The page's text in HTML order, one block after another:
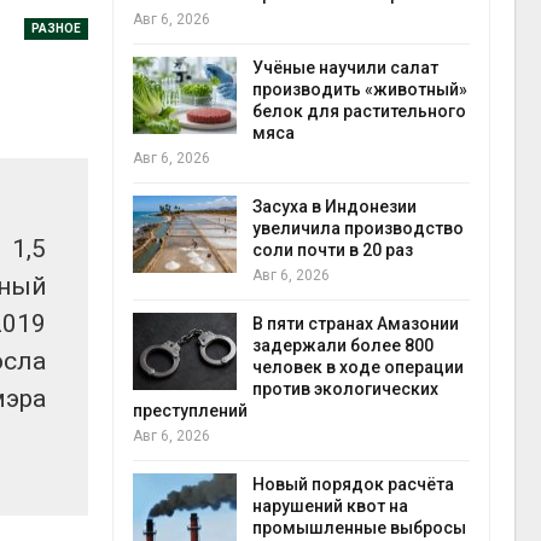
РАЗНОЕ
1,5
для сбора
воду
Авг 6, 2026
Учёные научили салат
производить «животный»
белок для растительного
мяса
Авг 6, 2026
Засуха в Индонезии
увеличила производство
соли почти в 20 раз
Авг 6, 2026
В пяти странах Амазонии
задержали более 800
человек в ходе операции
против экологических
преступлений
Авг 6, 2026
Новый порядок расчёта
нарушений квот на
промышленные выбросы